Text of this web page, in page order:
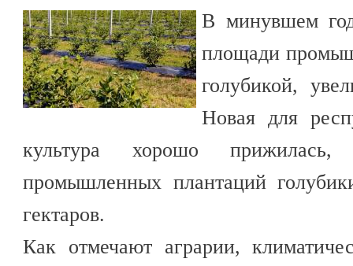
В минувшем
площади
голубикой,
Новая для
культура хорошо
промышленных плантаций
гектаров.
Как отмечают аграрии,